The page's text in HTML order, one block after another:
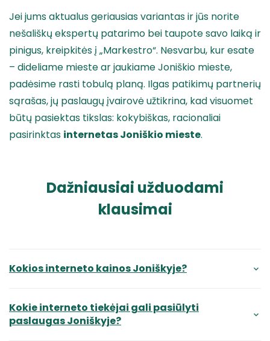
Jei jums aktualus geriausias variantas ir jūs norite
nešališkų ekspertų patarimo bei taupote savo laiką ir
pinigus, kreipkitės į „Markestro“. Nesvarbu, kur esate
– dideliame mieste ar jaukiame Joniškio mieste,
padėsime rasti tobulą planą. Ilgas patikimų partnerių
sąrašas, jų paslaugų įvairovė užtikrina, kad visuomet
būtų pasiektas tikslas: kokybiškas, racionaliai
pasirinktas internetas Joniškio mieste.
Dažniausiai užduodami
klausimai
Kokios interneto kainos Joniškyje?
Kokie interneto tiekėjai gali pasiūlyti
paslaugas Joniškyje?